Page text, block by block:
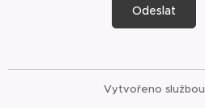
Odeslat
Vytvořeno službou